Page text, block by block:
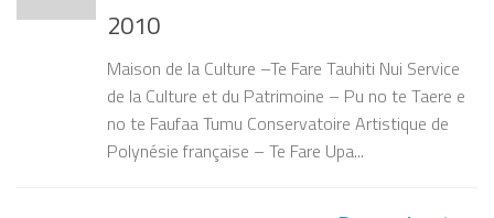
2010
Maison de la Culture –Te Fare Tauhiti Nui Service
de la Culture et du Patrimoine – Pu no te Taere e
no te Faufaa Tumu Conservatoire Artistique de
Polynésie française – Te Fare Upa...